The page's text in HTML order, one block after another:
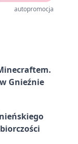
autopromocja
Gnieźnie